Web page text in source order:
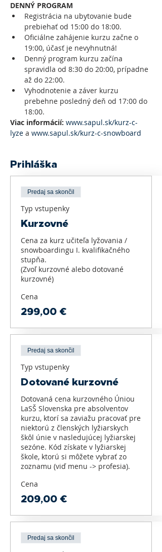
DENNÝ PROGRAM
Registrácia na ubytovanie bude
prebiehať od 15:00 do 18:00.
Oficiálne zahájenie kurzu začne o
19:00, účasť je nevyhnutná!
Denný program kurzu začína
spravidla od 8:30 do 20:00, prípadne
až do 22:00.
Vyhodnotenie a záver kurzu
prebehne posledný deň od 17:00 do
18:00.
Viac informácií: www.sapul.sk/kurz-c-
lyze a www.sapul.sk/kurz-c-snowboard
Prihláška
Predaj sa skončil
Typ vstupenky
Kurzovné
Cena za kurz učiteľa lyžovania /
snowboardingu I. kvalifikačného
stupňa.
(Zvoľ kurzovné alebo dotované
kurzovné)
Cena
299,00 €
Predaj sa skončil
Typ vstupenky
Dotované kurzovné
Dotovaná cena kurzovného Úniou
LaSŠ Slovenska pre absolventov
kurzu, ktorí sa zaviažu pracovať pre
niektorú z členských lyžiarskych
škôl únie v nasledujúcej lyžiarskej
sezóne. Kód získate v lyžiarskej
škole, ktorú si môžete vybrať zo
zoznamu (viď menu -> profesia).
Cena
209,00 €
Predaj sa skončil